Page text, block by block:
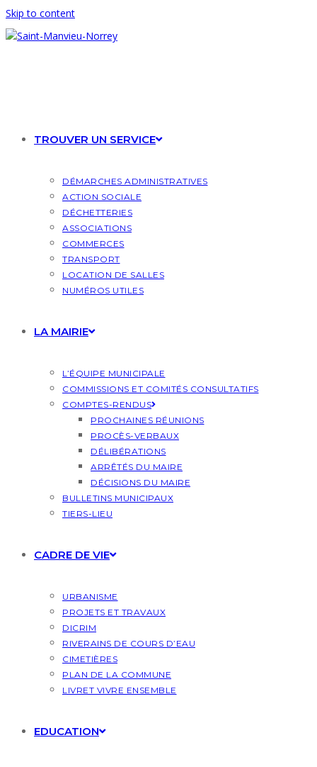
Skip to content
TROUVER UN SERVICE
DÉMARCHES ADMINISTRATIVES
ACTION SOCIALE
DÉCHETTERIES
ASSOCIATIONS
COMMERCES
TRANSPORT
LOCATION DE SALLES
NUMÉROS UTILES
LA MAIRIE
L’ÉQUIPE MUNICIPALE
COMMISSIONS ET COMITÉS CONSULTATIFS
COMPTES-RENDUS
PROCHAINES RÉUNIONS
PROCÈS-VERBAUX
DÉLIBÉRATIONS
ARRÊTÉS DU MAIRE
DÉCISIONS DU MAIRE
BULLETINS MUNICIPAUX
TIERS-LIEU
CADRE DE VIE
URBANISME
PROJETS ET TRAVAUX
DICRIM
RIVERAINS DE COURS D’EAU
CIMETIÈRES
PLAN DE LA COMMUNE
LIVRET VIVRE ENSEMBLE
EDUCATION